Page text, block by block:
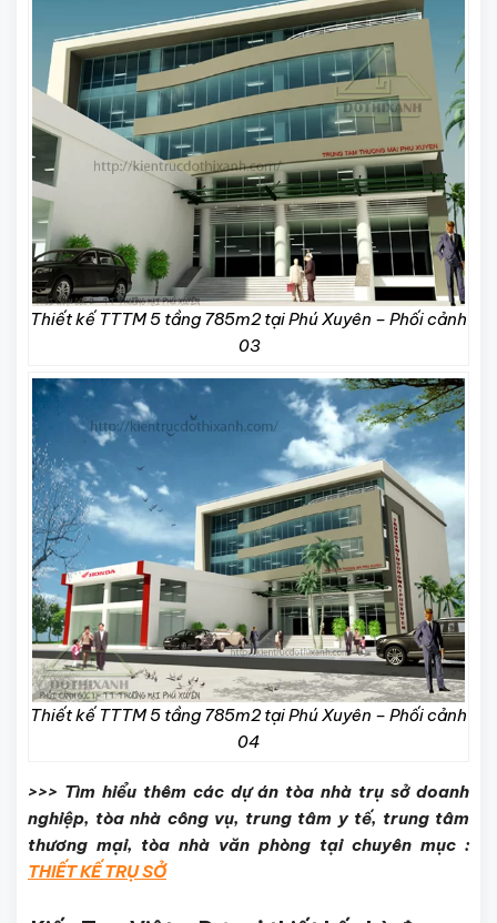
Thiết kế TTTM 5 tầng 785m2 tại Phú Xuyên – Phối cảnh
03
Thiết kế TTTM 5 tầng 785m2 tại Phú Xuyên – Phối cảnh
04
>>> Tìm hiểu thêm các dự án tòa nhà trụ sở doanh
nghiệp, tòa nhà công vụ, trung tâm y tế, trung tâm
thương mại, tòa nhà văn phòng tại chuyên mục :
THIẾT KẾ TRỤ SỞ